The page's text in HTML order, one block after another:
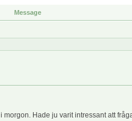
Message
Hade ju varit intressant att